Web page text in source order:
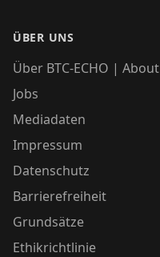
ÜBER UNS
Über BTC-ECHO | About
Jobs
Mediadaten
Impressum
Datenschutz
Barrierefreiheit
Grundsätze
Ethikrichtlinie